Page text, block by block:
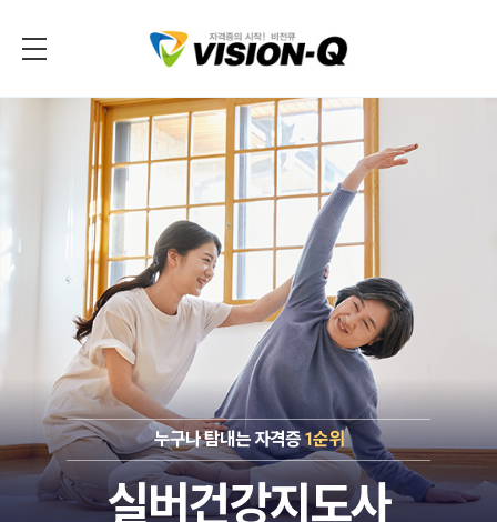
누구나 탐내는 자격증1순위
실버건강지도사